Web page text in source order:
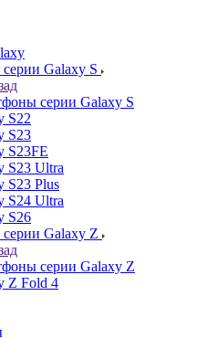
Galaxy S
серии Galaxy S
S22
S23
S23FE
S23 Ultra
S23 Plus
S24 Ultra
S26
Galaxy Z
серии Galaxy Z
Z Fold 4